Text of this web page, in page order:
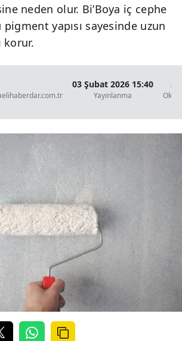
neden olur. Bi’Boya iç cephe
yapısı sayesinde uzun
korur.
03 Şubat 2026 15:40
Yayınlanma
2